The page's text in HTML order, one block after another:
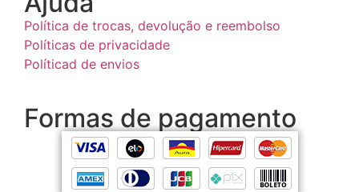
Política de trocas, devolução e reembolso
Políticas de privacidade
Políticad de envios
Formas de pagamento